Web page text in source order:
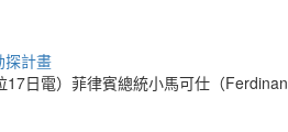
探計畫
17日電）菲律賓總統小馬可仕（